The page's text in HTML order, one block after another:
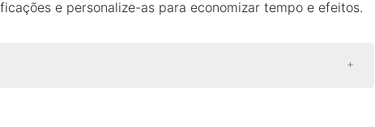
e personalize-as para economizar tempo e efeitos.